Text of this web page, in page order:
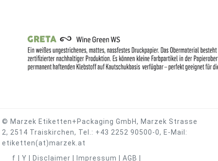
© Marzek Etiketten+Packaging GmbH, Marzek Strasse
2, 2514 Traiskirchen, Tel.: +43 2252 90500-0, E-Mail:
etiketten(at)marzek.at
f
Y Disclaimer Impressum AGB